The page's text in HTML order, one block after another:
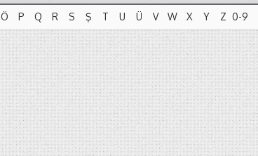
Ö P Q R S Ş T U Ü V W X Y Z 0-9
Ö P Q R S Ş T U Ü V W X Y Z 0-9